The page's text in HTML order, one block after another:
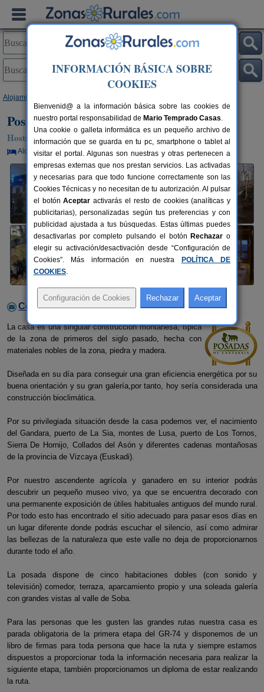
Alojamientos
Posada El Mirador
Hostal Rural en Lavín / Soba (Cantabria)
Alquiler por habitaciones 10+1 plazas 54 km de Santander
Contactar con el alojamiento
La casa es una singular construcción montañesa, típica
de la zona de primeros del siglo pasado, hecha con
materiales nobles de la zona, piedra y madera.
Diseñada en su día para conseguir una gran eficiencia energética por su
buena orientación y su gran galería,por tanto, hoy sería considerada una
construcción bioclimática.
Por su privilegiada situación desde la casa podemos ver, el nacimiento
del Gandara, puerto de La Sia, montes de Lusa, puerto de Los Tornos,
Sierra De Hornijo, Collados del Asón y diferentes cadenas montañosas
de la provincia de Vizcaya (Euskadi).
Por nuestro ascendente agrícola y ganadero en su interior podrás
descubrir un pequeño museo vivo, ya que se encuentra decorado con
una permanente exposición de útiles habituales antiguos del mundo rural.
Por todo esto has encontrado el sitio adecuado para pasar esos días en
un lugar diferente donde podrás escuchar el silencio, así como admirar
las bellezas de la naturaleza que este valle no deja de proporcionarnos
durante todo el año.
La posada dispone de cinco habitaciones dobles (con sonido y
televisión) comedor, terraza, aparcamiento propio y una soleada galería
con grandes vistas al valle de Soba.
Para las personas que les gusten las grandes rutas nuestra casa es
parada obligatoria de la primera etapa del GR-74 y disponemos de un
libro de firmas para toda persona que hace la ruta y siempre estamos
dispuestos a proporcionar toda la información necesaria para realizar la
siguiente etapa, también proporcionamos un diploma de estar realizando
la ruta.
INFORMACIÓN BÁSICA SOBRE
COOKIES
Bienvenid@ a la información básica sobre las cookies de
nuestro portal responsabilidad de Mario Temprado Casas.
Una cookie o galleta informática es un pequeño archivo de
información que se guarda en tu pc, smartphone o tablet al
visitar el portal. Algunas son nuestras y otras pertenecen a
empresas externas que nos prestan servicios. Las activadas
y necesarias para que todo funcione correctamente son las
Cookies Técnicas y no necesitan de tu autorización. Al pulsar
el botónAceptar activarás el resto de cookies (analíticas y
publicitarias), personalizadas según tus preferencias y con
publicidad ajustada a tus búsquedas. Estas últimas puedes
desactivarlas por completo pulsando el botón Rechazar o
elegir su activación/desactivación desde “Configuración de
Cookies”. Más información en nuestra
POLÍTICA DE
COOKIES.